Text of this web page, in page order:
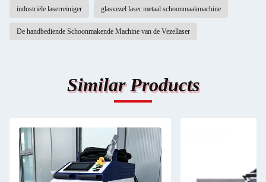
industriële laserreiniger glasvezel laser metaal schoonmaakmachine
De handbediende Schoonmakende Machine van de Vezellaser
Similar Products